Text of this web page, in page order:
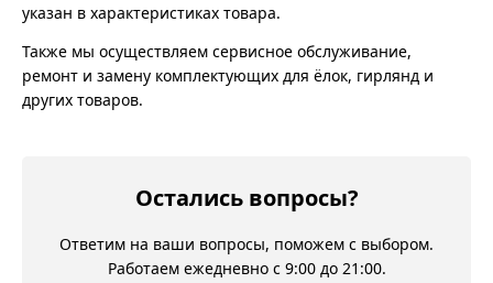
указан в характеристиках товара.
Также мы осуществляем сервисное обслуживание,
ремонт и замену комплектующих для ёлок, гирлянд и
других товаров.
Остались вопросы?
Ответим на ваши вопросы, поможем с выбором.
Работаем ежедневно с 9:00 до 21:00.